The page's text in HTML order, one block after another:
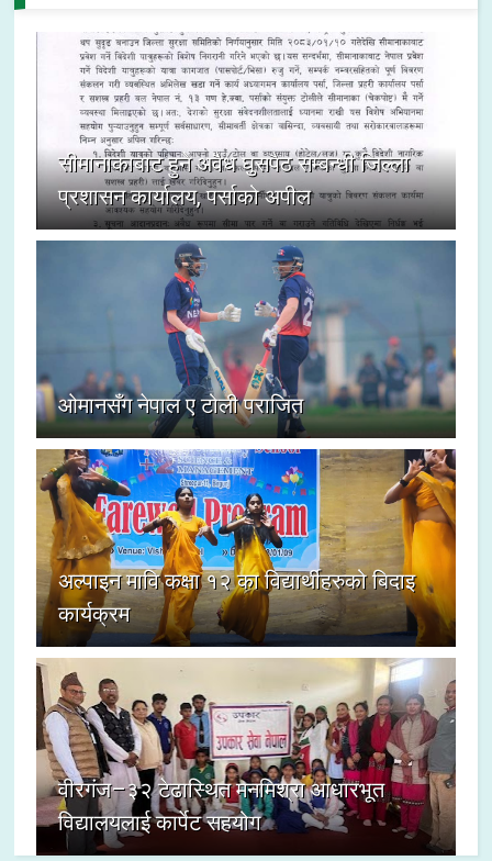
सीमानाकाबाट हुने अवैध घुसपैठ सम्बन्धी जिल्ला
प्रशासन कार्यालय, पर्साको अपील
ओमानसँग नेपाल ए टोली पराजित
अल्पाइन मावि कक्षा १२ का विद्यार्थीहरुको बिदाइ
कार्यक्रम
वीरगंज–३२ टेढास्थित मनमिश्रा आधारभूत
विद्यालयलाई कार्पेट सहयोग